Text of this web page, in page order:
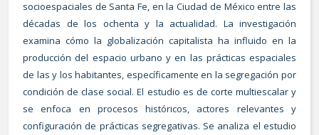
socioespaciales de Santa Fe, en la Ciudad de México entre las
décadas de los ochenta y la actualidad. La investigación
examina cómo la globalización capitalista ha influido en la
producción del espacio urbano y en las prácticas espaciales
de las y los habitantes, específicamente en la segregación por
condición de clase social. El estudio es de corte multiescalar y
se enfoca en procesos históricos, actores relevantes y
configuración de prácticas segregativas. Se analiza el estudio